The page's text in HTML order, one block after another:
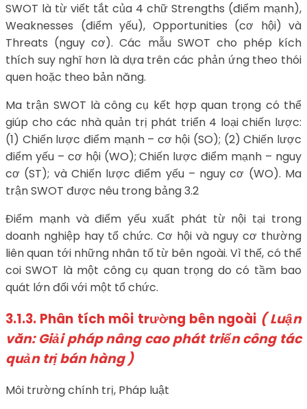
SWOT là từ viết tắt của 4 chữ Strengths (điểm mạnh),
Weaknesses (điểm yếu), Opportunities (cơ hội) và
Threats (nguy cơ). Các mẫu SWOT cho phép kích
thích suy nghĩ hơn là dựa trên các phản ứng theo thói
quen hoặc theo bản năng.
Ma trận SWOT là công cụ kết hợp quan trọng có thể
giúp cho các nhà quản trị phát triển 4 loại chiến lược:
(1) Chiến lược điểm mạnh – cơ hội (SO); (2) Chiến lược
điểm yếu – cơ hội (WO); Chiến lược điểm mạnh – nguy
cơ (ST); và Chiến lược điểm yếu – nguy cơ (WO). Ma
trận SWOT được nêu trong bảng 3.2
Điểm mạnh và điểm yếu xuất phát từ nội tại trong
doanh nghiệp hay tổ chức. Cơ hội và nguy cơ thường
liên quan tới những nhân tố từ bên ngoài. Vì thế, có thể
coi SWOT là một công cụ quan trọng do có tầm bao
quát lớn đối với một tổ chức.
3.1.3. Phân tích môi trường bên ngoài ( Luận
văn: Giải pháp nâng cao phát triển công tác
quản trị bán hàng )
Môi trường chính trị, Pháp luật